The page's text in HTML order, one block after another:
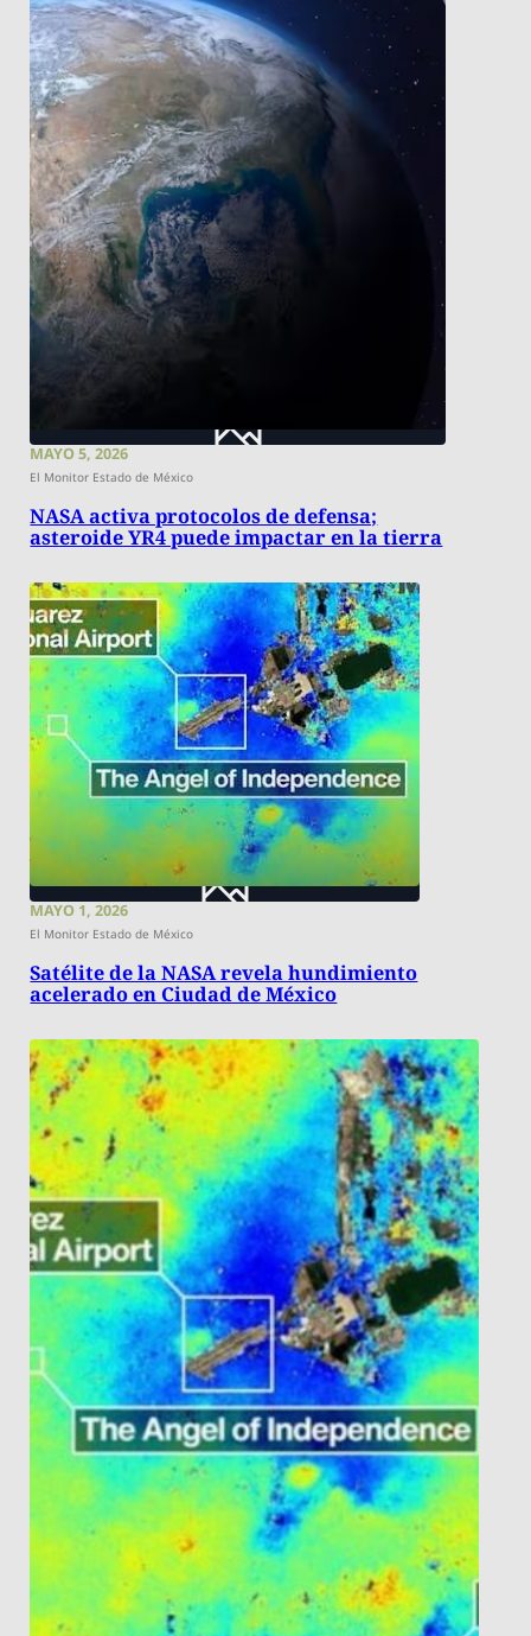
MAYO 5, 2026
El Monitor Estado de México
NASA activa protocolos de defensa;
asteroide YR4 puede impactar en la tierra
MAYO 1, 2026
El Monitor Estado de México
Satélite de la NASA revela hundimiento
acelerado en Ciudad de México